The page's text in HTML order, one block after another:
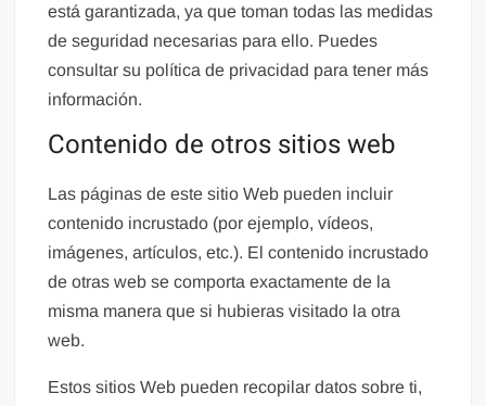
está garantizada, ya que toman todas las medidas
de seguridad necesarias para ello. Puedes
consultar su política de privacidad para tener más
información.
Contenido de otros sitios web
Las páginas de este sitio Web pueden incluir
contenido incrustado (por ejemplo, vídeos,
imágenes, artículos, etc.). El contenido incrustado
de otras web se comporta exactamente de la
misma manera que si hubieras visitado la otra
web.
Estos sitios Web pueden recopilar datos sobre ti,